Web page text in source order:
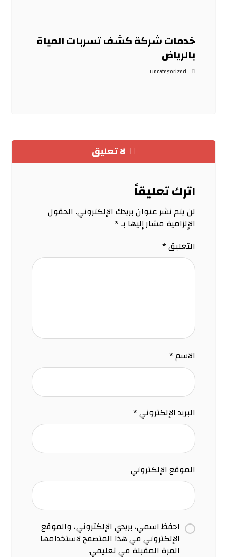
خدمات شركة كشف تسربات المياة
بالرياض
Uncategorized
لا تعليق
اترك تعليقاً
لن يتم نشر عنوان بريدك الإلكتروني. الحقول
الإلزامية مشار إليها بـ*
التعليق*
الاسم*
البريد الإلكتروني*
الموقع الإلكتروني
احفظ اسمي، بريدي الإلكتروني، والموقع
الإلكتروني في هذا المتصفح لاستخدامها
المرة المقبلة في تعليقي.